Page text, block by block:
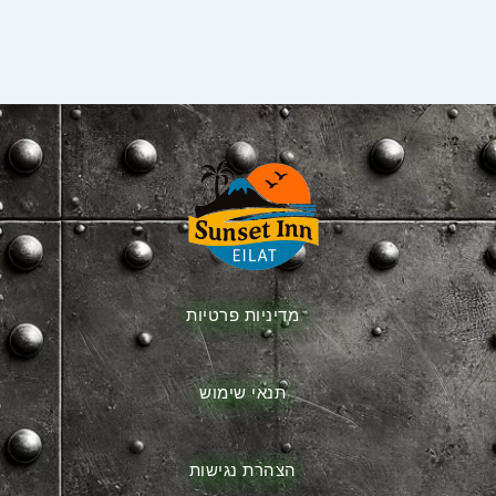
מדיניות פרטיות
תנאי שימוש
הצהרת נגישות